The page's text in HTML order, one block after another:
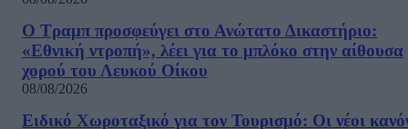
Ο Τραμπ προσφεύγει στο Ανώτατο Δικαστήριο:
«Εθνική ντροπή», λέει για το μπλόκο στην αίθουσα
χορού του Λευκού Οίκου
08/08/2026
Ειδικό Χωροταξικό για τον Τουρισμό: Οι νέοι